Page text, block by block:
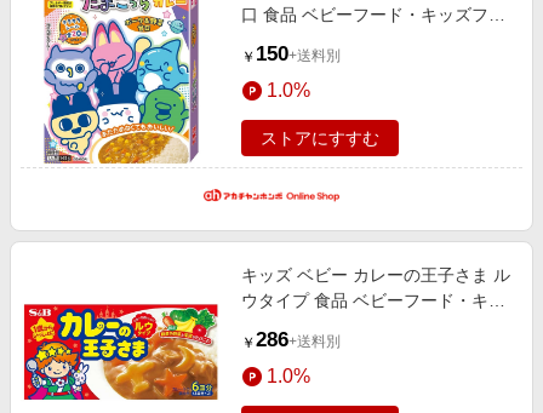
口 食品 ベビーフード・キッズフー
￥ 150+送料別
1.0%
ストアにすすむ
キッズ ベビー カレーの王子さま ル
ウタイプ 食品 ベビーフード・キッ
￥ 286+送料別
1.0%